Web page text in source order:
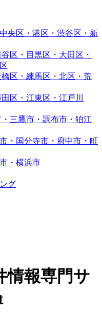
央区・港区・渋谷区・新
区・目黒区・大田区・
区・練馬区・北区・荒
区・江東区・江戸川
三鷹市・調布市・狛江
・国分寺市・府中市・町
・横浜市
グ
情報専門サ